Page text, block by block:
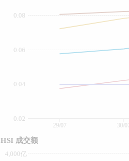
0.02
0.04
0.06
0.08
4,000亿
29/07 30/
HSI 成交额